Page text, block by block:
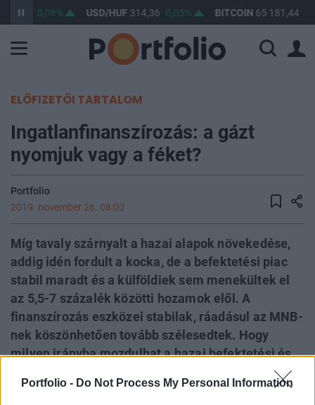
Portfolio - Do Not Process My Personal Information
0,08% USD/HUF 314,36 0,05% BITCOIN 65 181,44
ELŐFIZETŐI TARTALOM
Ingatlanfinanszírozás: a gázt
nyomjuk vagy a féket?
Portfolio
2019. november 26. 08:00
Míg tavaly szárnyalt a hazai alapok növekedése,
addig idén fordult a kocka, de a befektetési piac
stabil maradt és a külföldiek sem menekültek el
az 5,5-7 százalék közötti hozamok elől. A
finanszírozás eszközei stabilak, ráadásul az MNB-
nek köszönhetően tovább szélesedtek. Hogy
milyen irányba mozdulhat a hazai befektetési és
finanszírozási szektor, mely eszközök lesznek
izgalmasak a befektetőknek, vállalnak-e nagyobb